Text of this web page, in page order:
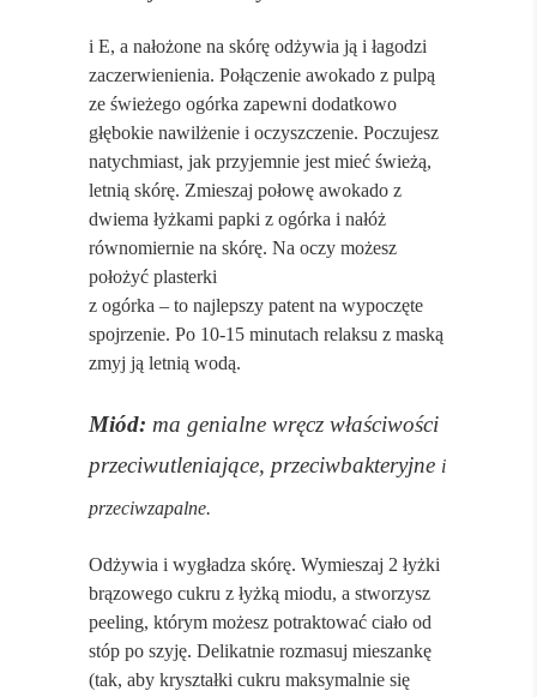
i E, a nałożone na skórę odżywia ją i łagodzi
zaczerwienienia. Połączenie awokado z pulpą
ze świeżego ogórka zapewni dodatkowo
głębokie nawilżenie i oczyszczenie. Poczujesz
natychmiast, jak przyjemnie jest mieć świeżą,
letnią skórę. Zmieszaj połowę awokado z
dwiema łyżkami papki z ogórka i nałóż
równomiernie na skórę. Na oczy możesz
położyć plasterki
z ogórka – to najlepszy patent na wypoczęte
spojrzenie. Po 10-15 minutach relaksu z maską
zmyj ją letnią wodą.
Miód: ma genialne wręcz właściwości
przeciwutleniające, przeciwbakteryjne i
przeciwzapalne.
Odżywia i wygładza skórę. Wymieszaj 2 łyżki
brązowego cukru z łyżką miodu, a stworzysz
peeling, którym możesz potraktować ciało od
stóp po szyję. Delikatnie rozmasuj mieszankę
(tak, aby kryształki cukru maksymalnie się